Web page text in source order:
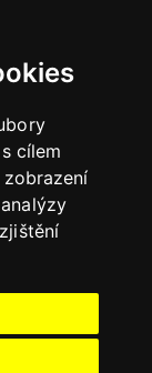
cílem